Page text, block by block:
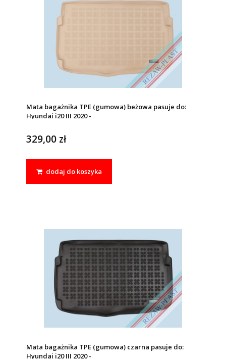
Mata bagażnika TPE (gumowa) beżowa pasuje do:
Hyundai i20 III 2020 -
329,00 zł
dodaj do koszyka
Mata bagażnika TPE (gumowa) czarna pasuje do:
Hyundai i20 III 2020 -